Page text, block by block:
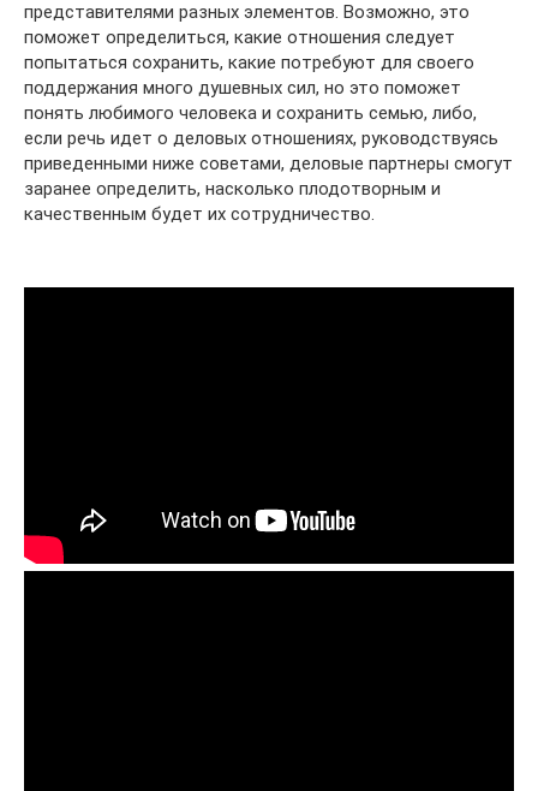
представителями разных элементов. Возможно, это
поможет определиться, какие отношения следует
попытаться сохранить, какие потребуют для своего
поддержания много душевных сил, но это поможет
понять любимого человека и сохранить семью, либо,
если речь идет о деловых отношениях, руководствуясь
приведенными ниже советами, деловые партнеры смогут
заранее определить, насколько плодотворным и
качественным будет их сотрудничество.